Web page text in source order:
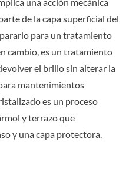
de la capa superficial del
para un tratamiento
cambio, es un tratamiento
el brillo sin alterar la
mantenimientos
es un proceso
y terrazo que
y una capa protectora.